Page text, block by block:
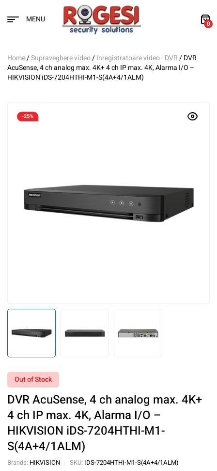
MENU 0
Home/Supraveghere video/Inregistratoare video - DVR/ DVR
AcuSense, 4 ch analog max. 4K+ 4 ch IP max. 4K, Alarma I/O –
HIKVISION iDS-7204HTHI-M1-S(4A+4/1ALM)
-25%
Out of Stock
DVR AcuSense, 4 ch analog max. 4K+
4 ch IP max. 4K, Alarma I/O –
HIKVISION iDS-7204HTHI-M1-
S(4A+4/1ALM)
Brands: HIKVISION SKU: IDS-7204HTHI-M1-S(4A+4/1ALM)